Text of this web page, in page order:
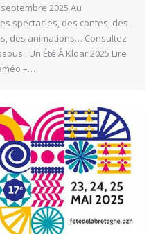
2025 Au
spectacles, des contes, des
des animations… Consultez
: Un Été À Kloar 2025 Lire
–…